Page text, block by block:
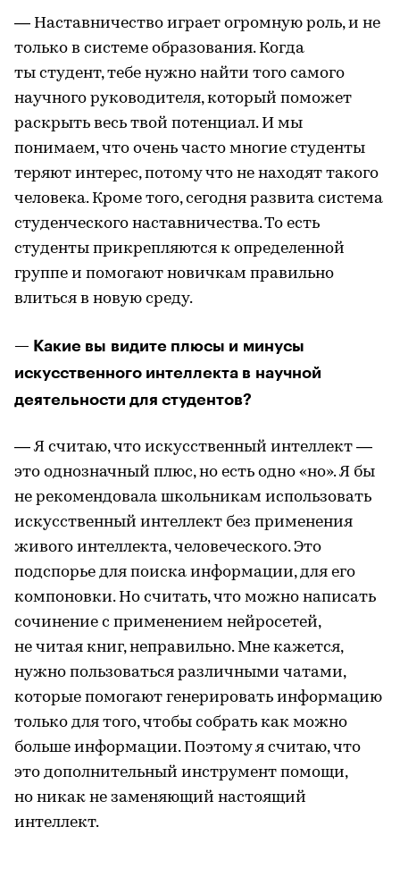
— Наставничество играет огромную роль, и не
только в системе образования. Когда
ты студент, тебе нужно найти того самого
научного руководителя, который поможет
раскрыть весь твой потенциал. И мы
понимаем, что очень часто многие студенты
теряют интерес, потому что не находят такого
человека. Кроме того, сегодня развита система
студенческого наставничества. То есть
студенты прикрепляются к определенной
группе и помогают новичкам правильно
влиться в новую среду.
— Какие вы видите плюсы и минусы
искусственного интеллекта в научной
деятельности для студентов?
— Я считаю, что искусственный интеллект —
это однозначный плюс, но есть одно «но». Я бы
не рекомендовала школьникам использовать
искусственный интеллект без применения
живого интеллекта, человеческого. Это
подспорье для поиска информации, для его
компоновки. Но считать, что можно написать
сочинение с применением нейросетей,
не читая книг, неправильно. Мне кажется,
нужно пользоваться различными чатами,
которые помогают генерировать информацию
только для того, чтобы собрать как можно
больше информации. Поэтому я считаю, что
это дополнительный инструмент помощи,
но никак не заменяющий настоящий
интеллект.